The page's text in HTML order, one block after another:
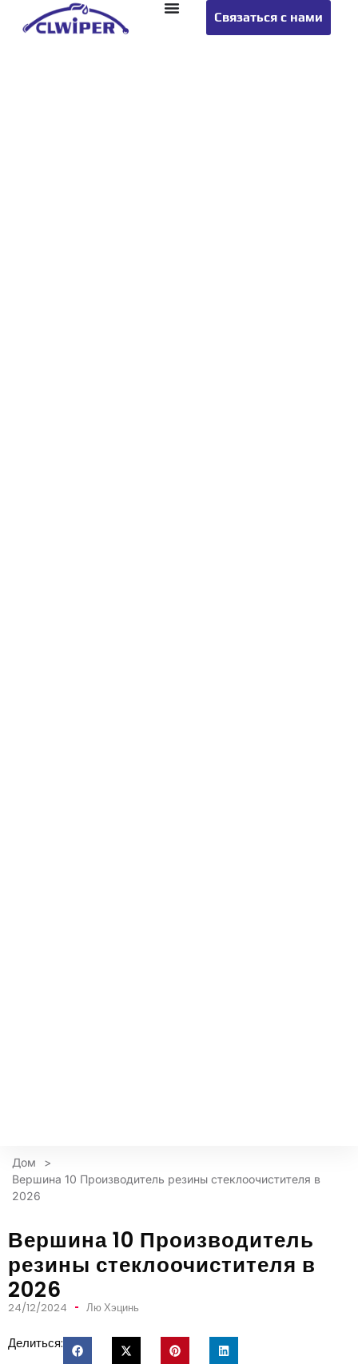
Связаться с нами
Дом
>
Вершина 10 Производитель резины стеклоочистителя в
2026
Вершина 10 Производитель
резины стеклоочистителя в
2026
24/12/2024 Лю Хэцинь
Делиться: